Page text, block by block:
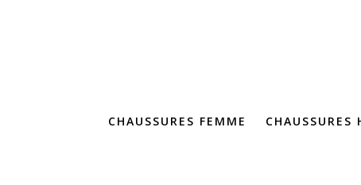
CHAUSSURES FEMME CHAUSSURES